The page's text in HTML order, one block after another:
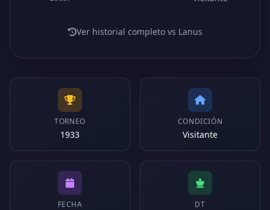
Ver historial completo vs Lanus
TORNEO
1933
CONDICIÓN
Visitante
FECHA DT